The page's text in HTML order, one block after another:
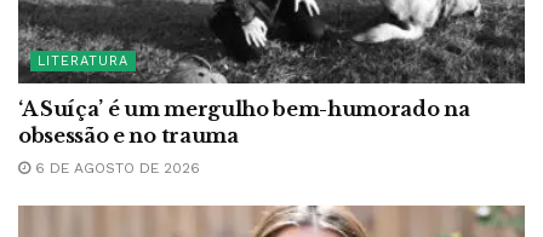
LITERATURA
‘A Suíça’ é um mergulho bem-humorado na
obsessão e no trauma
6 DE AGOSTO DE 2026